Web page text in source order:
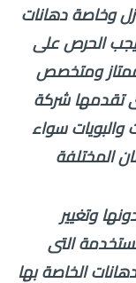
وخاصة دهانات
يجب الحرص على
ومتخصص
تقدمها شركة
والبويات سواء
المختلفة
وتغيير
التى
الخاصة بها